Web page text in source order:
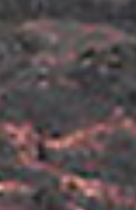
Travkonferens
Exponering & värdskap
Aktiviteter
Hört och hänt